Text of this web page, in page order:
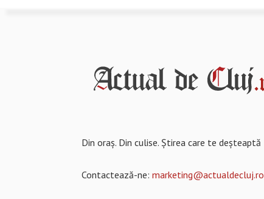
Din oraș. Din culise. Știrea care te deșteaptă
Contactează-ne: marketing@actualdecluj.ro